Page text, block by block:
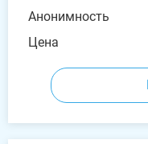
Анонимность
Цена